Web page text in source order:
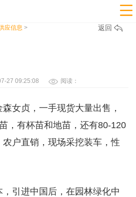

应信息 > 返回
27 09:25:08 阅读：
女贞，一手现货大量出售，
，有杯苗和地苗，还有80-120
户直销，现场采挖装车，性
引进中国后，在园林绿化中